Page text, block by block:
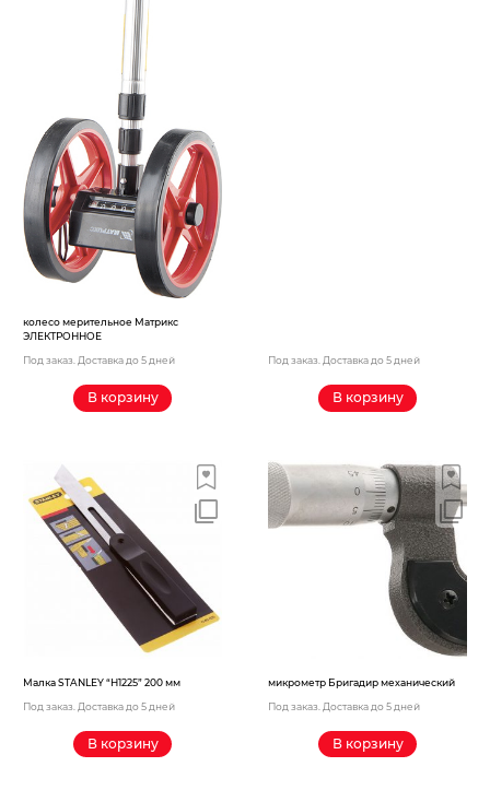
колесо мерительное Матрикс
ЭЛЕКТРОННОЕ
Под заказ. Доставка до 5 дней
В корзину
Под заказ. Доставка до 5 дней
В корзину
Малка STANLEY “H1225” 200 мм
Под заказ. Доставка до 5 дней
В корзину
микрометр Бригадир механический
Под заказ. Доставка до 5 дней
В корзину